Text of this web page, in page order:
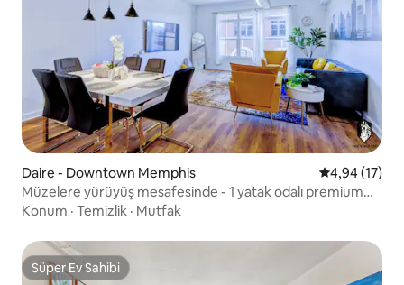
Daire - Downtown Memphis 5 üzerinden
4,94 (17)
Müzelere yürüyüş mesafesinde - 1 yatak odalı premium
güvenli çatı katı, otoparklı
Konum · Temizlik · Mutfak
Süper Ev Sahibi
Süper Ev Sahibi